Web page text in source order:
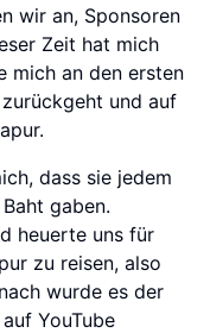
wir an, Sponsoren
Zeit hat mich
mich an den ersten
und auf
dass sie jedem
gaben.
heuerte uns für
zu reisen, also
wurde es der
YouTube